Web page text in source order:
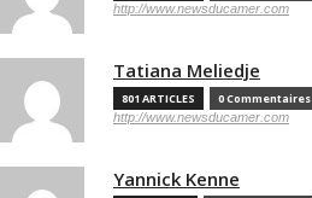
http://www.newsducamer.com
Tatiana Meliedje
801 ARTICLES 0 Commentaires
http://www.newsducamer.com
Yannick Kenne